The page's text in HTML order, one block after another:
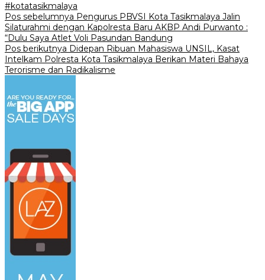
#kotatasikmalaya
Navigasi
pos
Pos sebelumnya Pengurus PBVSI Kota Tasikmalaya Jalin
Silaturahmi dengan Kapolresta Baru AKBP Andi Purwanto :
“Dulu Saya Atlet Voli Pasundan Bandung
Pos berikutnya Didepan Ribuan Mahasiswa UNSIL, Kasat
Intelkam Polresta Kota Tasikmalaya Berikan Materi Bahaya
Terorisme dan Radikalisme